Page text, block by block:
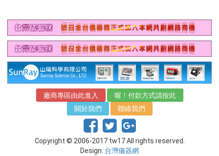
廠商專區由此進入
喔！付款方式請按此
關於我們
聯絡我們
Copyright © 2006-2017 tw17 All rights reserved.
Design: 台灣儀器網